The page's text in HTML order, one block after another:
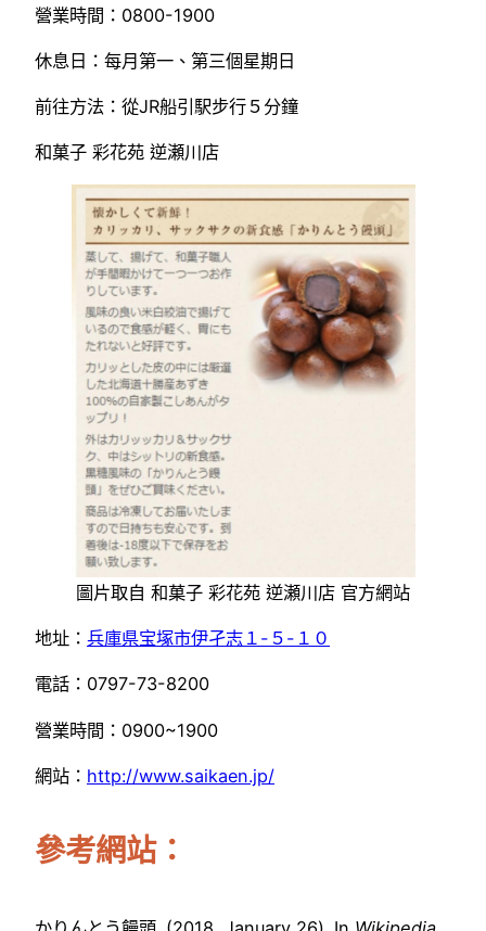
營業時間：0800-1900
休息日：每月第一、第三個星期日
前往方法：從JR船引駅步行５分鐘
和菓子 彩花苑 逆瀬川店
圖片取自 和菓子 彩花苑 逆瀬川店 官方網站
地址： 兵庫県宝塚市伊孑志１-５-１０
電話：0797-73-8200
營業時間：0900~1900
網站： http://www.saikaen.jp/
參考網站：